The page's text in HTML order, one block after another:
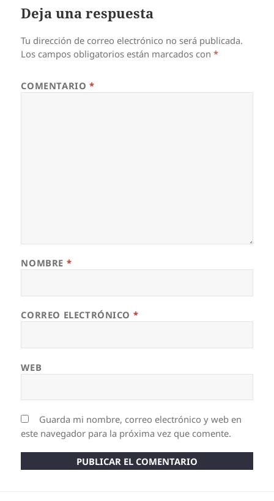
Deja una respuesta
Tu dirección de correo electrónico no será publicada.
Los campos obligatorios están marcados con*
COMENTARIO *
NOMBRE *
CORREO ELECTRÓNICO *
WEB
Guarda mi nombre, correo electrónico y web en
este navegador para la próxima vez que comente.